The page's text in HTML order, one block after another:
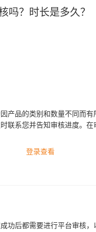
吗？时长是多久？
产品的类别和数量不同而
联系您并告知审核进度。
登录查看
功后都需要进行平台审核